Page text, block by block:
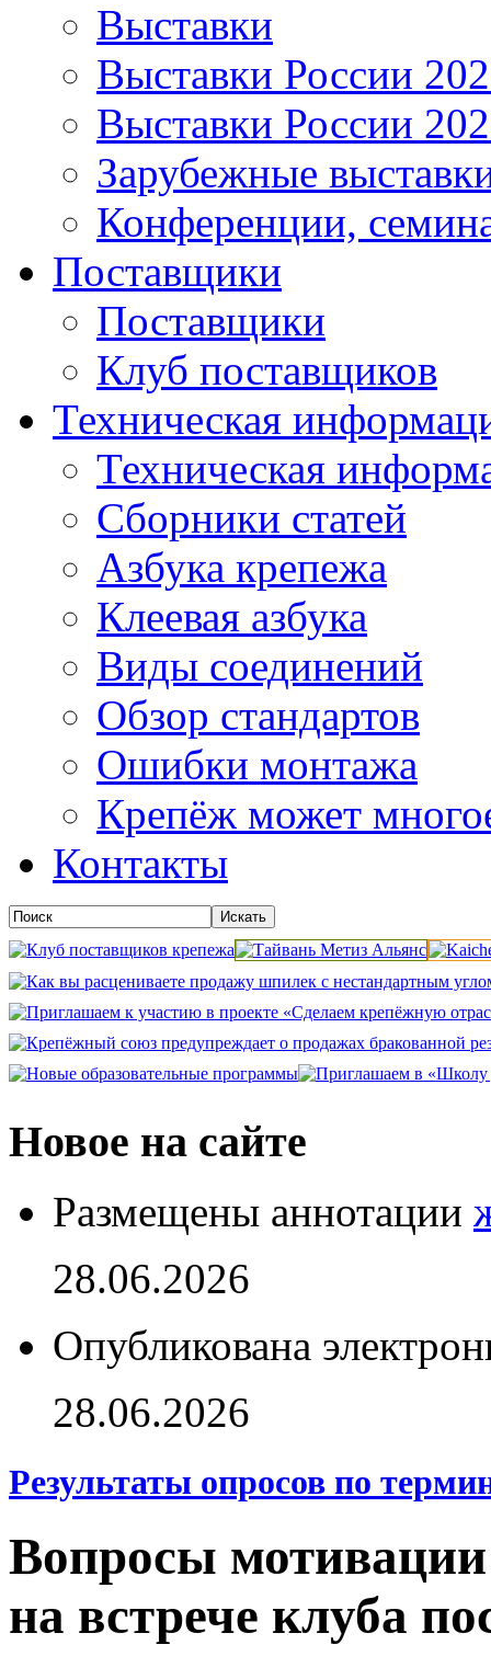
Выставки
Выставки России
Выставки России
Зарубежные
Конференции,
Поставщики
Поставщики
Клуб поставщиков
Техническая
Техническая
Сборники статей
Азбука крепежа
Клеевая азбука
Виды соединений
Обзор стандартов
Ошибки монтажа
Крепёж может
Контакты
Новое на сайте
Размещены аннотации
28.06.2026
Опубликована
28.06.2026
Результаты опросов по
Вопросы
на встрече клуба